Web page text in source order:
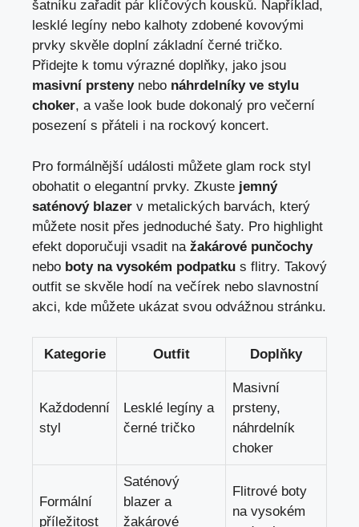
šatníku zařadit pár klíčových kousků. Například,
lesklé legíny nebo kalhoty zdobené kovovými
prvky skvěle doplní základní černé tričko.
Přidejte k tomu výrazné doplňky, jako jsou
masivní prstenynebo náhrdelníky ve stylu
choker, a vaše look bude dokonalý pro večerní
posezení s přáteli i na rockový koncert.
Pro formálnější události můžete glam rock styl
obohatit o elegantní prvky. Zkuste jemný
saténový blazer v metalických barvách, který
můžete nosit přes jednoduché šaty. Pro highlight
efekt doporučuji vsadit na žakárové punčochy
nebo boty na vysokém podpatku s flitry. Takový
outfit se skvěle hodí na večírek nebo slavnostní
akci, kde můžete ukázat svou odvážnou stránku.
Kategorie Outfit Doplňky
Každodenní
styl
Lesklé legíny a
černé tričko
Masivní
prsteny,
náhrdelník
choker
Formální
příležitost
Saténový
blazer a
žakárové
Flitrové boty
na vysokém